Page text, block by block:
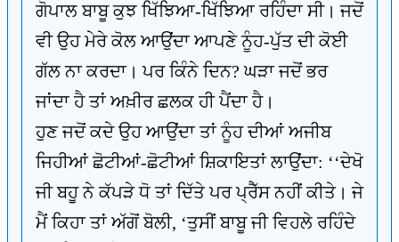
ਗੋਪਾਲ ਬਾਬੂ ਕੁਝ ਖਿੱਝਿਆ-ਖਿੱਝਿਆ ਰਹਿੰਦਾ ਸੀ। ਜਦੋਂ
ਵੀ ਉਹ ਮੇਰੇ ਕੋਲ ਆਉਂਦਾ ਆਪਣੇ ਨੂੰਹ-ਪੁੱਤ ਦੀ ਕੋਈ
ਗੱਲ ਨਾ ਕਰਦਾ। ਪਰ ਕਿੰਨੇ ਦਿਨ? ਘੜਾ ਜਦੋਂ ਭਰ
ਜਾਂਦਾ ਹੈ ਤਾਂ ਅਖ਼ੀਰ ਛਲਕ ਹੀ ਪੈਂਦਾ ਹੈ।
ਹੁਣ ਜਦੋਂ ਕਦੇ ਉਹ ਆਉਂਦਾ ਤਾਂ ਨੂੰਹ ਦੀਆਂ ਅਜੀਬ
ਜਿਹੀਆਂ ਛੋਟੀਆਂ-ਛੋਟੀਆਂ ਸ਼ਿਕਾਇਤਾਂ ਲਾਉਂਦਾ: ‘‘ਦੇਖੋ
ਜੀ ਬਹੂ ਨੇ ਕੱਪੜੇ ਧੋ ਤਾਂ ਦਿੱਤੇ ਪਰ ਪ੍ਰੈੱਸ ਨਹੀਂ ਕੀਤੇ। ਜੇ
ਮੈਂ ਕਿਹਾ ਤਾਂ ਅੱਗੋਂ ਬੋਲੀ, ‘ਤੁਸੀਂ ਬਾਬੂ ਜੀ ਵਿਹਲੇ ਰਹਿੰਦੇ